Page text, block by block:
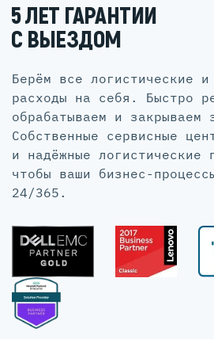
5 ЛЕТ ГАРАНТИИ
С ВЫЕЗДОМ
Берём все логистические и
расходы на себя. Быстро
обрабатываем и закрываем
Собственные сервисные
и надёжные логистические
чтобы ваши бизнес-
24/365.